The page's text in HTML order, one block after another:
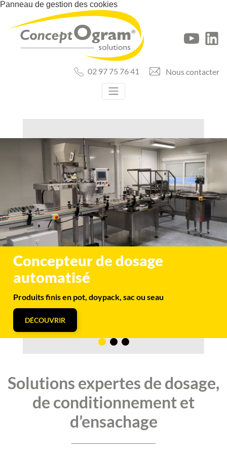
02 97 75 76 41 Nous contacter
Concepteur de dosage
automatisé
Produits finis en pot, doypack, sac ou seau
DÉCOUVRIR
Solutions expertes de dosage,
de conditionnement et
d’ensachage
Panneau de gestion des cookies